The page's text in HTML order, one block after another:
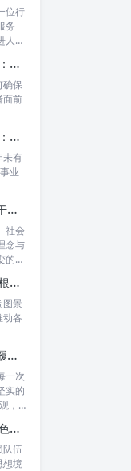
位行
务
人民
坚守为民初心，树立正确政绩观念：以人民为中心的治理之道
确保
面前
悟透政绩观内涵，践行新时代使命：书写高质量发展的时代答卷
未有
业
坚守正确政绩初心，砥砺实干担当精神：新时代高质量发展的核心引擎
社会
念与
的国
思想之舵，行为之本：筑牢政绩观根基，永葆公职人员本色
图景
动各
树立正确政绩观，凝心聚力履职尽责：新时代下的治理智慧与实践路径
一次
实的
，凝
筑牢政绩观根基：永葆公职人员本色的时代考量与实践路径
队伍
想境